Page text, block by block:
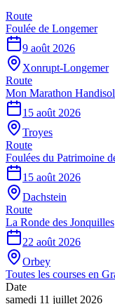
Route
Foulée de Longemer
9 août 2026
Xonrupt-Longemer
Route
Mon Marathon
15 août 2026
Troyes
Route
Foulées du Patrimoine
15 août 2026
Dachstein
Route
La Ronde des Jonquilles
22 août 2026
Orbey
Toutes les courses en
Date
samedi 11 juillet 2026